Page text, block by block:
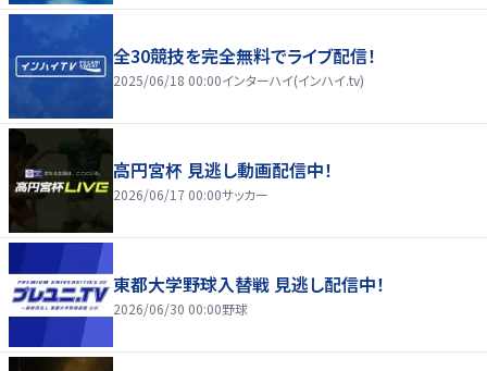
全30競技を完全無料でライブ配信！
2025/06/18 00:00インターハイ(インハイ.tv)
高円宮杯 見逃し動画配信中！
2026/06/17 00:00サッカー
東都大学野球入替戦 見逃し配信中！
2026/06/30 00:00野球